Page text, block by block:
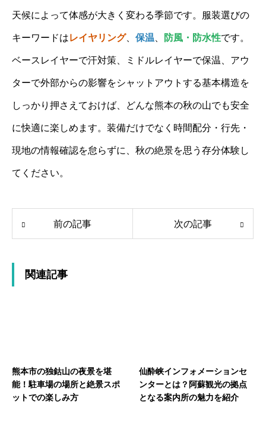
天候によって体感が大きく変わる季節です。服装選びの
キーワードはレイヤリング、 保温 防風・防水性です。
ベースレイヤーで汗対策、ミドルレイヤーで保温、アウ
ターで外部からの影響をシャットアウトする基本構造を
しっかり押さえておけば、どんな熊本の秋の山でも安全
に快適に楽しめます。装備だけでなく時間配分・行先・
現地の情報確認を怠らずに、秋の絶景を思う存分体験し
てください。
前の記事 次の記事
関連記事
熊本市の独鈷山の夜景を堪
能！駐車場の場所と絶景スポ
ットでの楽しみ方
仙酔峡インフォメーションセ
ンターとは？阿蘇観光の拠点
となる案内所の魅力を紹介